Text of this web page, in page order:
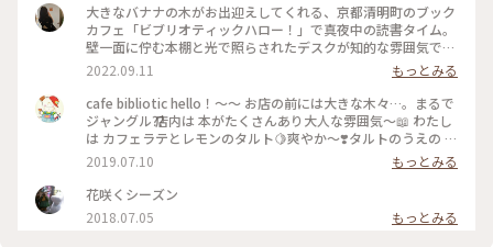
大きなバナナの木がお出迎えしてくれる、京都清明町のブック
カフェ「ビブリオティックハロー！」で真夜中の読書タイム。
壁一面に佇む本棚と光で照らされたデスクが知的な雰囲気で、
これぞ大人カフェでした。2階に貫けている本棚を見に行く
と、ちょっとスケスケの渡り廊下でスリリング。スイーツもド
リンクも美味しくて、夜遅くまでやっているのも嬉しくて。。
これは出張の度に立ち寄りそうです。築150年以上の町屋をリ
ノベしたというところも見応えあり。観光というよりも、ロー
カルに寄り添っているようで温かい空気も感じました。 #私の
ことりっぷ2022 #Myことりっぷ #京都カフェ #ブックカフ
ェ #読書 #ガトーショコラ #コーヒー
2022.09.11
もっとみる
cafe bibliotic hello！〜〜 お店の前には大きな木々…。まるで
ジャングル⁇ 店内は 本がたくさんあり大人な雰囲気〜📖 わたし
は カフェラテとレモンのタルト🍋爽やか〜❣️タルトのうえの レ
モンのドライフルーツがめちゃくちゃ美味しい❣️ カフェの横で
は パンも販売してます。こちらも魅力的でしたが またの機会
に〜 #京都#カフェ#レモンタルト
2019.07.10
もっとみる
花咲くシーズン
2018.07.05
もっとみる